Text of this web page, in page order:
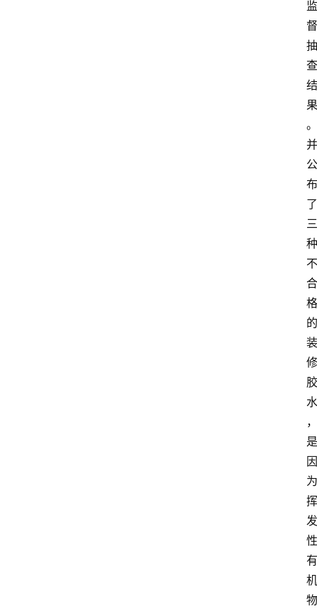
监
督
抽
查
结
果
。
并
公
布
了
三
种
不
合
格
的
装
修
胶
水
，
是
因
为
挥
发
性
有
机
物